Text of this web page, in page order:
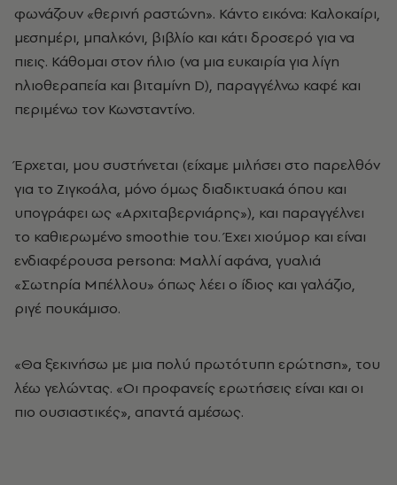
φωνάζουν «θερινή ραστώνη». Κάντο εικόνα: Καλοκαίρι,
μεσημέρι, μπαλκόνι, βιβλίο και κάτι δροσερό για να
πιεις. Κάθομαι στον ήλιο (να μια ευκαιρία για λίγη
ηλιοθεραπεία και βιταμίνη D), παραγγέλνω καφέ και
περιμένω τον Κωνσταντίνο.
Έρχεται, μου συστήνεται (είχαμε μιλήσει στο παρελθόν
για το Ζιγκοάλα, μόνο όμως διαδικτυακά όπου και
υπογράφει ως «Αρχιταβερνιάρης»), και παραγγέλνει
το καθιερωμένο smoothie του. Έχει χιούμορ και είναι
ενδιαφέρουσα persona: Μαλλί αφάνα, γυαλιά
«Σωτηρία Μπέλλου» όπως λέει ο ίδιος και γαλάζιο,
ριγέ πουκάμισο.
«Θα ξεκινήσω με μια πολύ πρωτότυπη ερώτηση», του
λέω γελώντας. «Οι προφανείς ερωτήσεις είναι και οι
πιο ουσιαστικές», απαντά αμέσως.